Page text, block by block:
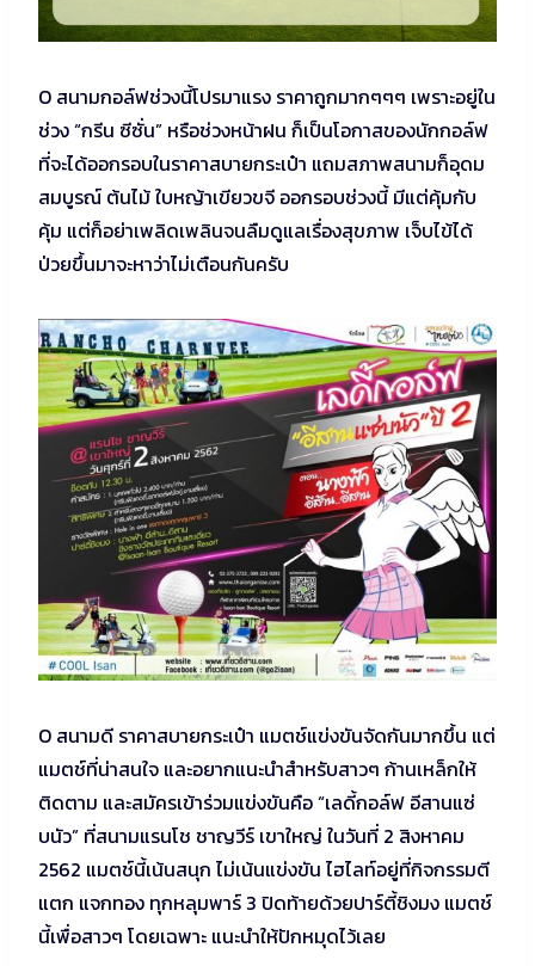
O สนามกอล์ฟช่วงนี้โปรมาแรง ราคาถูกมากๆๆๆ เพราะอยู่ใน
ช่วง “กรีน ซีซั่น” หรือช่วงหน้าฝน ก็เป็นโอกาสของนักกอล์ฟ
ที่จะได้ออกรอบในราคาสบายกระเป๋า แถมสภาพสนามก็อุดม
สมบูรณ์ ต้นไม้ ใบหญ้าเขียวขจี ออกรอบช่วงนี้ มีแต่คุ้มกับ
คุ้ม แต่ก็อย่าเพลิดเพลินจนลืมดูแลเรื่องสุขภาพ เจ็บไข้ได้
ป่วยขึ้นมาจะหาว่าไม่เตือนกันครับ
O สนามดี ราคาสบายกระเป๋า แมตช์แข่งขันจัดกันมากขึ้น แต่
แมตช์ที่น่าสนใจ และอยากแนะนำสำหรับสาวๆ ก้านเหล็กให้
ติดตาม และสมัครเข้าร่วมแข่งขันคือ “เลดี้กอล์ฟ อีสานแซ่
บนัว” ที่สนามแรนโช ชาญวีร์ เขาใหญ่ ในวันที่ 2 สิงหาคม
2562 แมตช์นี้เน้นสนุก ไม่เน้นแข่งขัน ไฮไลท์อยู่ที่กิจกรรมตี
แตก แจกทอง ทุกหลุมพาร์ 3 ปิดท้ายด้วยปาร์ตี้ชิงมง แมตช์
นี้เพื่อสาวๆ โดยเฉพาะ แนะนำให้ปักหมุดไว้เลย